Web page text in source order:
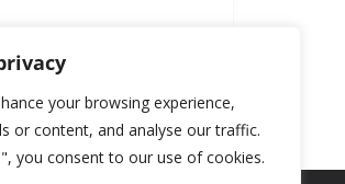
your browsing experience,
or content, and analyse our traffic.
you consent to our use of cookies.